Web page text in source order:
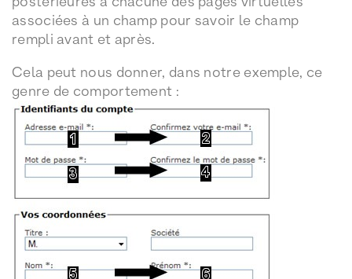
associées à un champ pour savoir le champ
rempli avant et après.
Cela peut nous donner, dans notre exemple, ce
genre de comportement :